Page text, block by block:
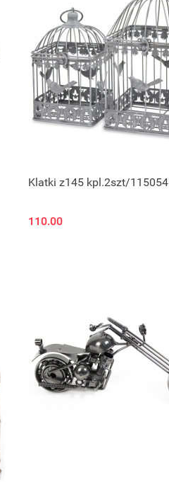
Klatki z145 kpl.2szt/115054
110.00